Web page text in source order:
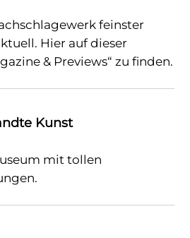
feinster
Hier auf dieser
& Previews“ zu finden.
Kunst
mit tollen